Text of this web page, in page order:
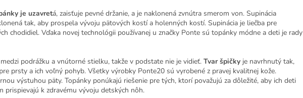
je uzavretá, zaisťuje pevné držanie, a je naklonená zvnútra smerom von. Supinácia
tak, aby prospela vývoju pätových kostí a holenných kostí. Supinácia je liečba pre
chodidiel. Vďaka novej technológii používanej u značky Ponte sú topánky módne a deti je rady
podrážku a vnútorné stielku, takže v podstate nie je vidieť. Tvar špičky je navrhnutý tak,
prsty a ich voľný pohyb. Všetky výrobky Ponte20 sú vyrobené z pravej kvalitnej kože.
výstuhou päty. Topánky ponúkajú riešenie pre tých, ktorí považujú za dôležité, aby ich deti
prispievajú k zdravému vývoju detských nôh.